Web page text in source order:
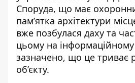
Споруда, що має
пам’ятка архітектури
вже позбулася даху та
цьому на інформаційному
зазначено, що це триває
об’єкту.